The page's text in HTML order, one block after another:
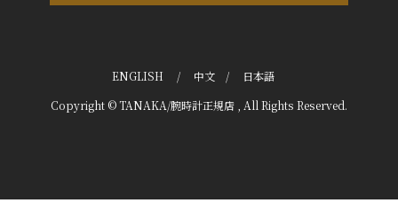
ENGLISH / 中文 / 日本語
Copyright © TANAKA/腕時計正規店 , All Rights Reserved.